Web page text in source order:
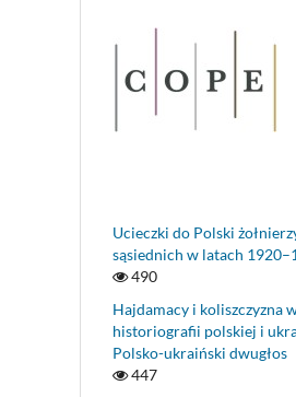
Ucieczki do Polski
sąsiednich w latach
490
Hajdamacy i koliszczyzna
historiografii polskiej i
Polsko-ukraiński dwugłos
447